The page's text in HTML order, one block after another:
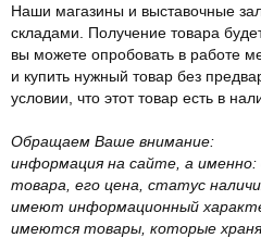
Наши магазины и выставочные
складами. Получение товара
вы можете опробовать в работе
и купить нужный товар без
условии, что этот товар есть в
Обращаем Ваше внимание:
информация на сайте, а именно:
товара, его цена, статус
имеют информационный
имеются товары, которые